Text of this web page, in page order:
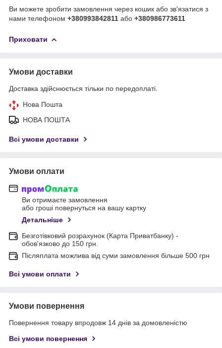
Ви можете зробити замовлення через кошик або зв'язатися з
нами телефоном +380993842811 або +380986773611
Приховати
Умови доставки
Доставка здійснюється тільки по передоплаті.
Нова Пошта
НОВА ПОШТА
Всі умови доставки
Умови оплати
Ви отримаєте замовлення
або гроші повернуться на вашу картку
Детальніше
Безготівковий розрахунок (Карта Приватбанку) -
обов'язково до 150 грн.
Післяплата можлива від суми замовлення більше 500 грн
Всі умови оплати
Умови повернення
Повернення товару впродовж 14 днів за домовленістю
Всі умови повернення